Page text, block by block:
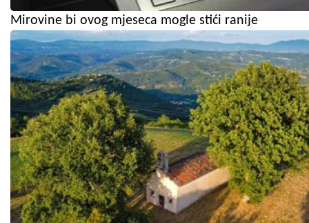
Mirovine bi ovog mjeseca mogle stići ranije